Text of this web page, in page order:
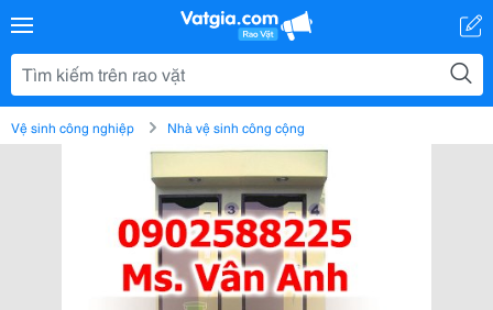
Vệ sinh công nghiệp Nhà vệ sinh công cộng